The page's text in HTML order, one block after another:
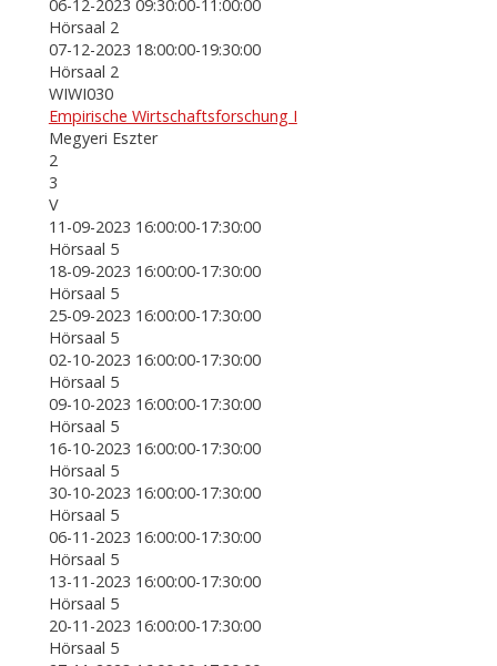
06-12-2023 09:30:00-11:00:00
Hörsaal 2
07-12-2023 18:00:00-19:30:00
Hörsaal 2
WIWI030
Empirische Wirtschaftsforschung I
Megyeri Eszter
2
3
V
11-09-2023 16:00:00-17:30:00
Hörsaal 5
18-09-2023 16:00:00-17:30:00
Hörsaal 5
25-09-2023 16:00:00-17:30:00
Hörsaal 5
02-10-2023 16:00:00-17:30:00
Hörsaal 5
09-10-2023 16:00:00-17:30:00
Hörsaal 5
16-10-2023 16:00:00-17:30:00
Hörsaal 5
30-10-2023 16:00:00-17:30:00
Hörsaal 5
06-11-2023 16:00:00-17:30:00
Hörsaal 5
13-11-2023 16:00:00-17:30:00
Hörsaal 5
20-11-2023 16:00:00-17:30:00
Hörsaal 5